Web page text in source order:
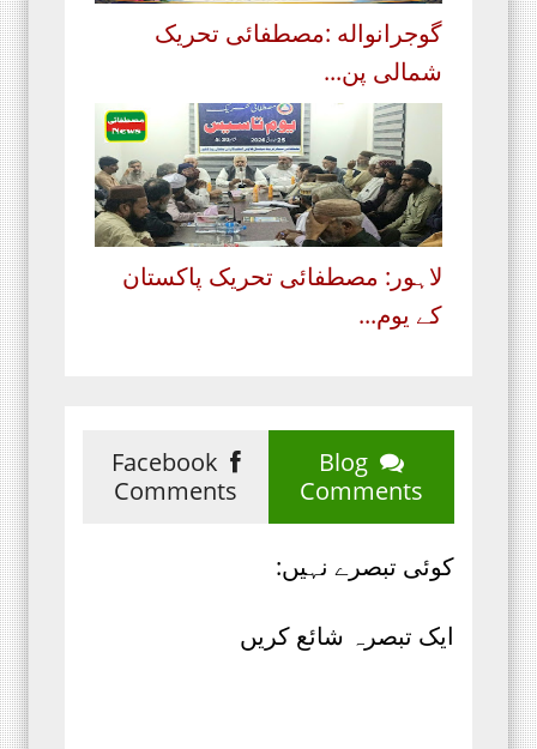
گوجرانواله :مصطفائی تحریک
شمالی پن...
لاہور: مصطفائی تحریک پاکستان
کے یوم...
Blog
Comments
Facebook
Comments
کوئی تبصرے نہیں:
ایک تبصرہ شائع کریں